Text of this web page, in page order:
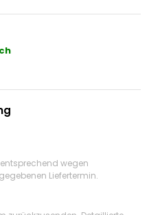
wegen
Liefertermin.